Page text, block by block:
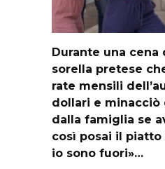
Durante una cena
sorella pretese
rate mensili
dollari e minacciò
dalla famiglia se
così posai il piatto
io sono fuori»…